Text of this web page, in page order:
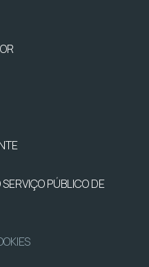
PÚBLICO DE